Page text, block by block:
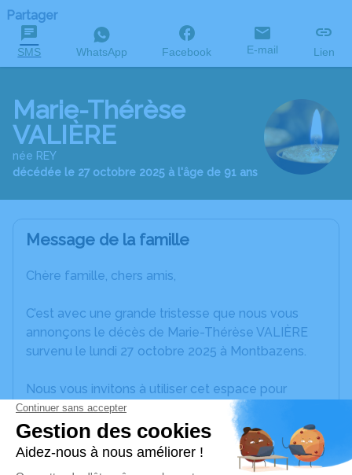
Partager
SMS WhatsApp Facebook E-mail Lien
Marie-Thérèse
VALIÈRE
née REY
décédée le 27 octobre 2025 à l'âge de 91 ans
Message de la famille
Chère famille, chers amis,
C’est avec une grande tristesse que nous vous
annonçons le décès de Marie-Thérèse VALIÈRE
survenu le lundi 27 octobre 2025 à Montbazens.
Nous vous invitons à utiliser cet espace pour
laisser vos condoléances, partager des photos
souvenirs, une anecdote ou exprimer vos pensées
à travers des poèmes ou des textes. Cet endroit
est un lieu d'expression dédié à honorer la